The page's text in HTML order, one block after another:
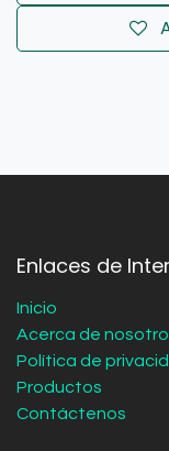
Enlaces de
Inicio
Acerca de
Política de
Productos
Contáctenos